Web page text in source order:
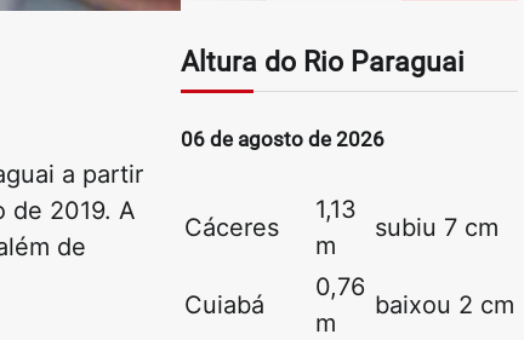
a partir
de 2019. A
de
Altura do Rio Paraguai
06 de agosto de 2026
Cáceres
1,13
m
subiu 7 cm
Cuiabá
0,76
m
baixou 2 cm